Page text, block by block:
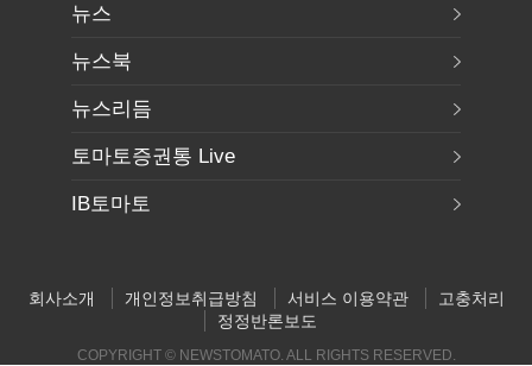
뉴스
뉴스북
뉴스리듬
토마토증권통 Live
IB토마토
회사소개 개인정보취급방침 서비스 이용약관
고충처리
정정반론보도
COPYRIGHT © NEWSTOMATO. ALL RIGHTS RESERVED.